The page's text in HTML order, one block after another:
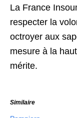
La France
respecter la
octroyer aux
mesure à la
mérite.
Similaire